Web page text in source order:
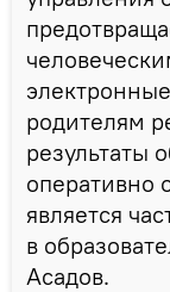
родителям
результаты
оперативно
является
в
Асадов.